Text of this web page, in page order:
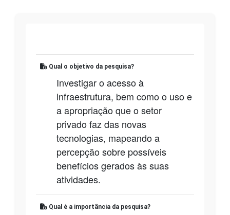
Qual o objetivo da pesquisa?
Investigar o acesso à
infraestrutura, bem como o uso e
a apropriação que o setor
privado faz das novas
tecnologias, mapeando a
percepção sobre possíveis
benefícios gerados às suas
atividades.
Qual é a importância da pesquisa?